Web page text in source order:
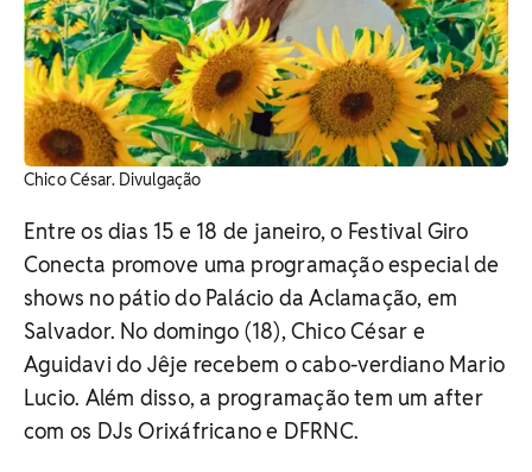
Chico César. Divulgação
Entre os dias 15 e 18 de janeiro, o Festival Giro
Conecta promove uma programação especial de
shows no pátio do Palácio da Aclamação, em
Salvador. No domingo (18), Chico César e
Aguidavi do Jêje recebem o cabo-verdiano Mario
Lucio. Além disso, a programação tem um after
com os DJs Orixáfricano e DFRNC.